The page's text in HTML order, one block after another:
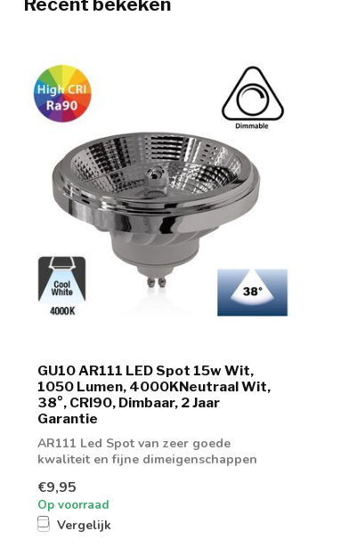
GU10 AR111 LED Spot 15w Wit,
1050 Lumen, 4000KNeutraal Wit,
38°, CRI90, Dimbaar, 2 Jaar
Garantie
AR111 Led Spot van zeer goede
kwaliteit en fijne dimeigenschappen
€9,95
Op voorraad
Vergelijk